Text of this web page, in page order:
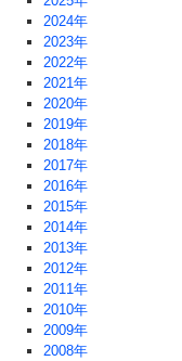
2024年
2023年
2022年
2021年
2020年
2019年
2018年
2017年
2016年
2015年
2014年
2013年
2012年
2011年
2010年
2009年
2008年